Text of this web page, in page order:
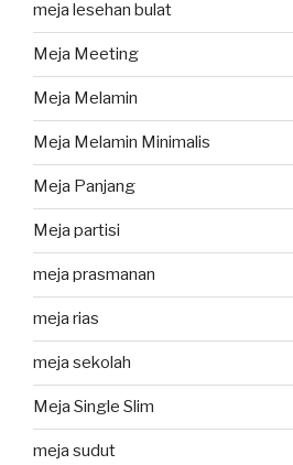
meja lesehan bulat
Meja Meeting
Meja Melamin
Meja Melamin Minimalis
Meja Panjang
Meja partisi
meja prasmanan
meja rias
meja sekolah
Meja Single Slim
meja sudut